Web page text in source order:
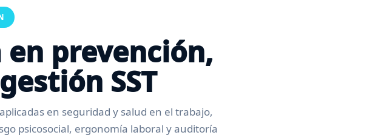
prevención,
SST
en seguridad y salud en el trabajo,
psicosocial, ergonomía laboral y auditoría